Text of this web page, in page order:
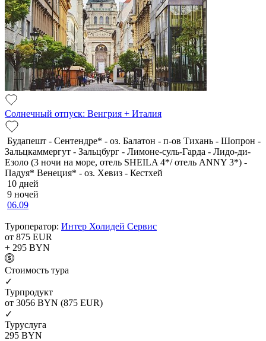
Солнечный отпуск: Венгрия + Италия
Будапешт - Сентендре* - оз. Балатон - п-ов Тихань - Шопрон -
Зальцкаммергут - Зальцбург - Лимоне-суль-Гарда - Лидо-ди-
Езоло (3 ночи на море, отель SHEILA 4*/ отель ANNY 3*) -
Падуя* Венеция* - оз. Хевиз - Кестхей
10 дней
9 ночей
06.09
Туроператор: Интер Холидей Сервис
от 875 EUR
+ 295 BYN
Cтоимость тура
✓
Турпродукт
от 3056 BYN (875 EUR)
✓
Туруслуга
295 BYN